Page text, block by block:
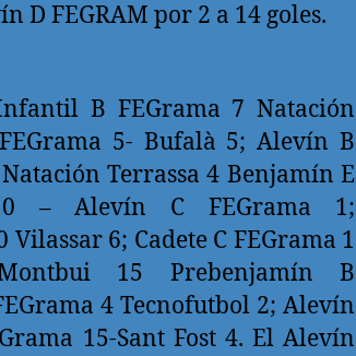
D FEGRAM por 2 a 14 goles.
B FEGrama 7 Natación
5- Bufalà 5; Alevín B
Terrassa 4 Benjamín E
0 – Alevín C FEGrama 1;
6; Cadete C FEGrama 1
15 Prebenjamín B
4 Tecnofutbol 2; Alevín
15-Sant Fost 4. El Alevín